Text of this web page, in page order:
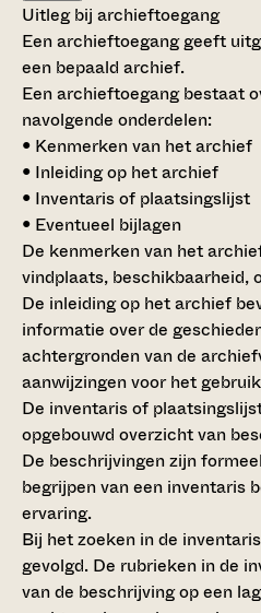
Uitleg bij archieftoegang
Een archieftoegang geeft
een bepaald archief.
Een archieftoegang bestaat
navolgende onderdelen:
• Kenmerken van het archief
• Inleiding op het archief
• Inventaris of plaatsingslijst
• Eventueel bijlagen
De kenmerken van het
vindplaats, beschikbaarheid,
De inleiding op het archief
informatie over de
achtergronden van de
aanwijzingen voor het
De inventaris of
opgebouwd overzicht van
De beschrijvingen zijn
begrijpen van een inventaris
ervaring.
Bij het zoeken in de
gevolgd. De rubrieken in de
van de beschrijving op een